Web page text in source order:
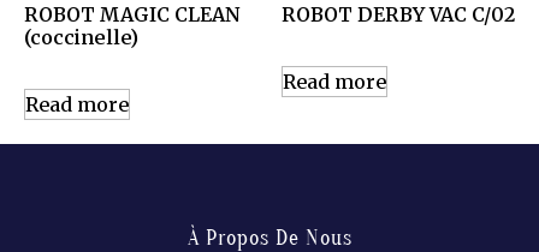
ROBOT MAGIC CLEAN
(coccinelle)
Read more
ROBOT DERBY VAC C/02
Read more
À Propos De Nous